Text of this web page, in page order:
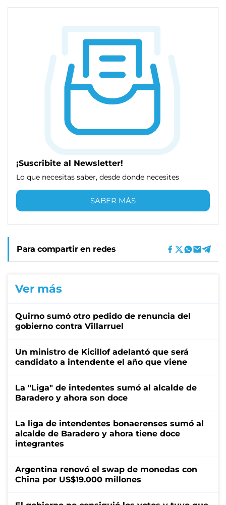
¡Suscribite al Newsletter!
Lo que necesitas saber, desde donde necesites
SABER MÁS
Para compartir en redes
Ver más
Quirno sumó otro pedido de renuncia del
gobierno contra Villarruel
Un ministro de Kicillof adelantó que será
candidato a intendente el año que viene
La "Liga" de intedentes sumó al alcalde de
Baradero y ahora son doce
La liga de intendentes bonaerenses sumó al
alcalde de Baradero y ahora tiene doce
integrantes
Argentina renovó el swap de monedas con
China por US$19.000 millones